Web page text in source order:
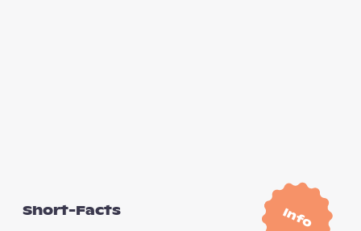
Info
Short-Facts